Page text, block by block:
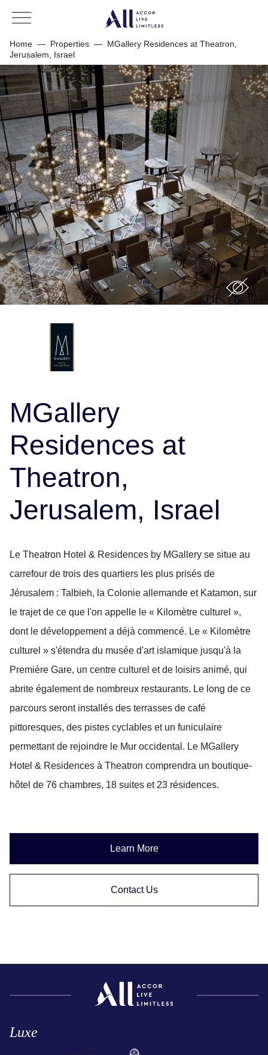
Home — Properties — MGallery Residences at Theatron,
Jerusalem, Israel
MGallery
Residences at
Theatron,
Jerusalem, Israel
Le Theatron Hotel & Residences by MGallery se situe au
carrefour de trois des quartiers les plus prisés de
Jérusalem : Talbieh, la Colonie allemande et Katamon, sur
le trajet de ce que l'on appelle le « Kilomètre culturel »,
dont le développement a déjà commencé. Le « Kilomètre
culturel » s'étendra du musée d'art islamique jusqu'à la
Première Gare, un centre culturel et de loisirs animé, qui
abrite également de nombreux restaurants. Le long de ce
parcours seront installés des terrasses de café
pittoresques, des pistes cyclables et un funiculaire
permettant de rejoindre le Mur occidental. Le MGallery
Hotel & Residences à Theatron comprendra un boutique-
hôtel de 76 chambres, 18 suites et 23 résidences.
Learn More
Contact Us
Luxe